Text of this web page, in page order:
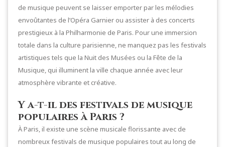
de musique peuvent se laisser emporter par les mélodies
envoûtantes de l’Opéra Garnier ou assister à des concerts
prestigieux à la Philharmonie de Paris. Pour une immersion
totale dans la culture parisienne, ne manquez pas les festivals
artistiques tels que la Nuit des Musées ou la Fête de la
Musique, qui illuminent la ville chaque année avec leur
atmosphère vibrante et créative.
Y a-t-il des festivals de musique
populaires à Paris ?
À Paris, il existe une scène musicale florissante avec de
nombreux festivals de musique populaires tout au long de